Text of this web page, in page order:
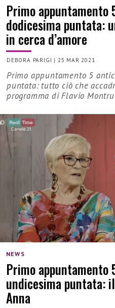
Primo appuntamento
dodicesima puntata:
in cerca d’amore
DEBORA PARIGI | 25 MAR 2021
Primo appuntamento 5
puntata: tutto ciò che
programma di Flavio
NEWS
Primo appuntamento
undicesima puntata:
Anna